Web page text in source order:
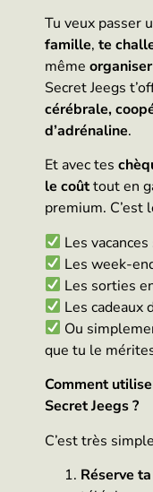
Tu veux passer
famille, te
même
Secret Jeegs
cérébrale,
d’adrénaline.
Et avec tes
le coûttout en
premium. C’est
Les
Les week-
Les sorties
Les cadeaux
Ou
que tu le
Comment
Secret Jeegs ?
C’est très
Réserve